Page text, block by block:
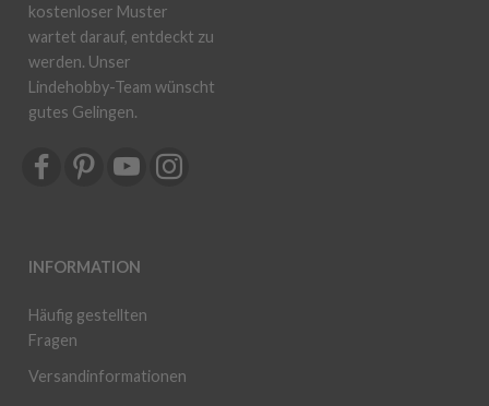
kostenloser Muster
wartet darauf, entdeckt zu
werden. Unser
Lindehobby-Team wünscht
gutes Gelingen.
INFORMATION
Häufig gestellten
Fragen
Versandinformationen